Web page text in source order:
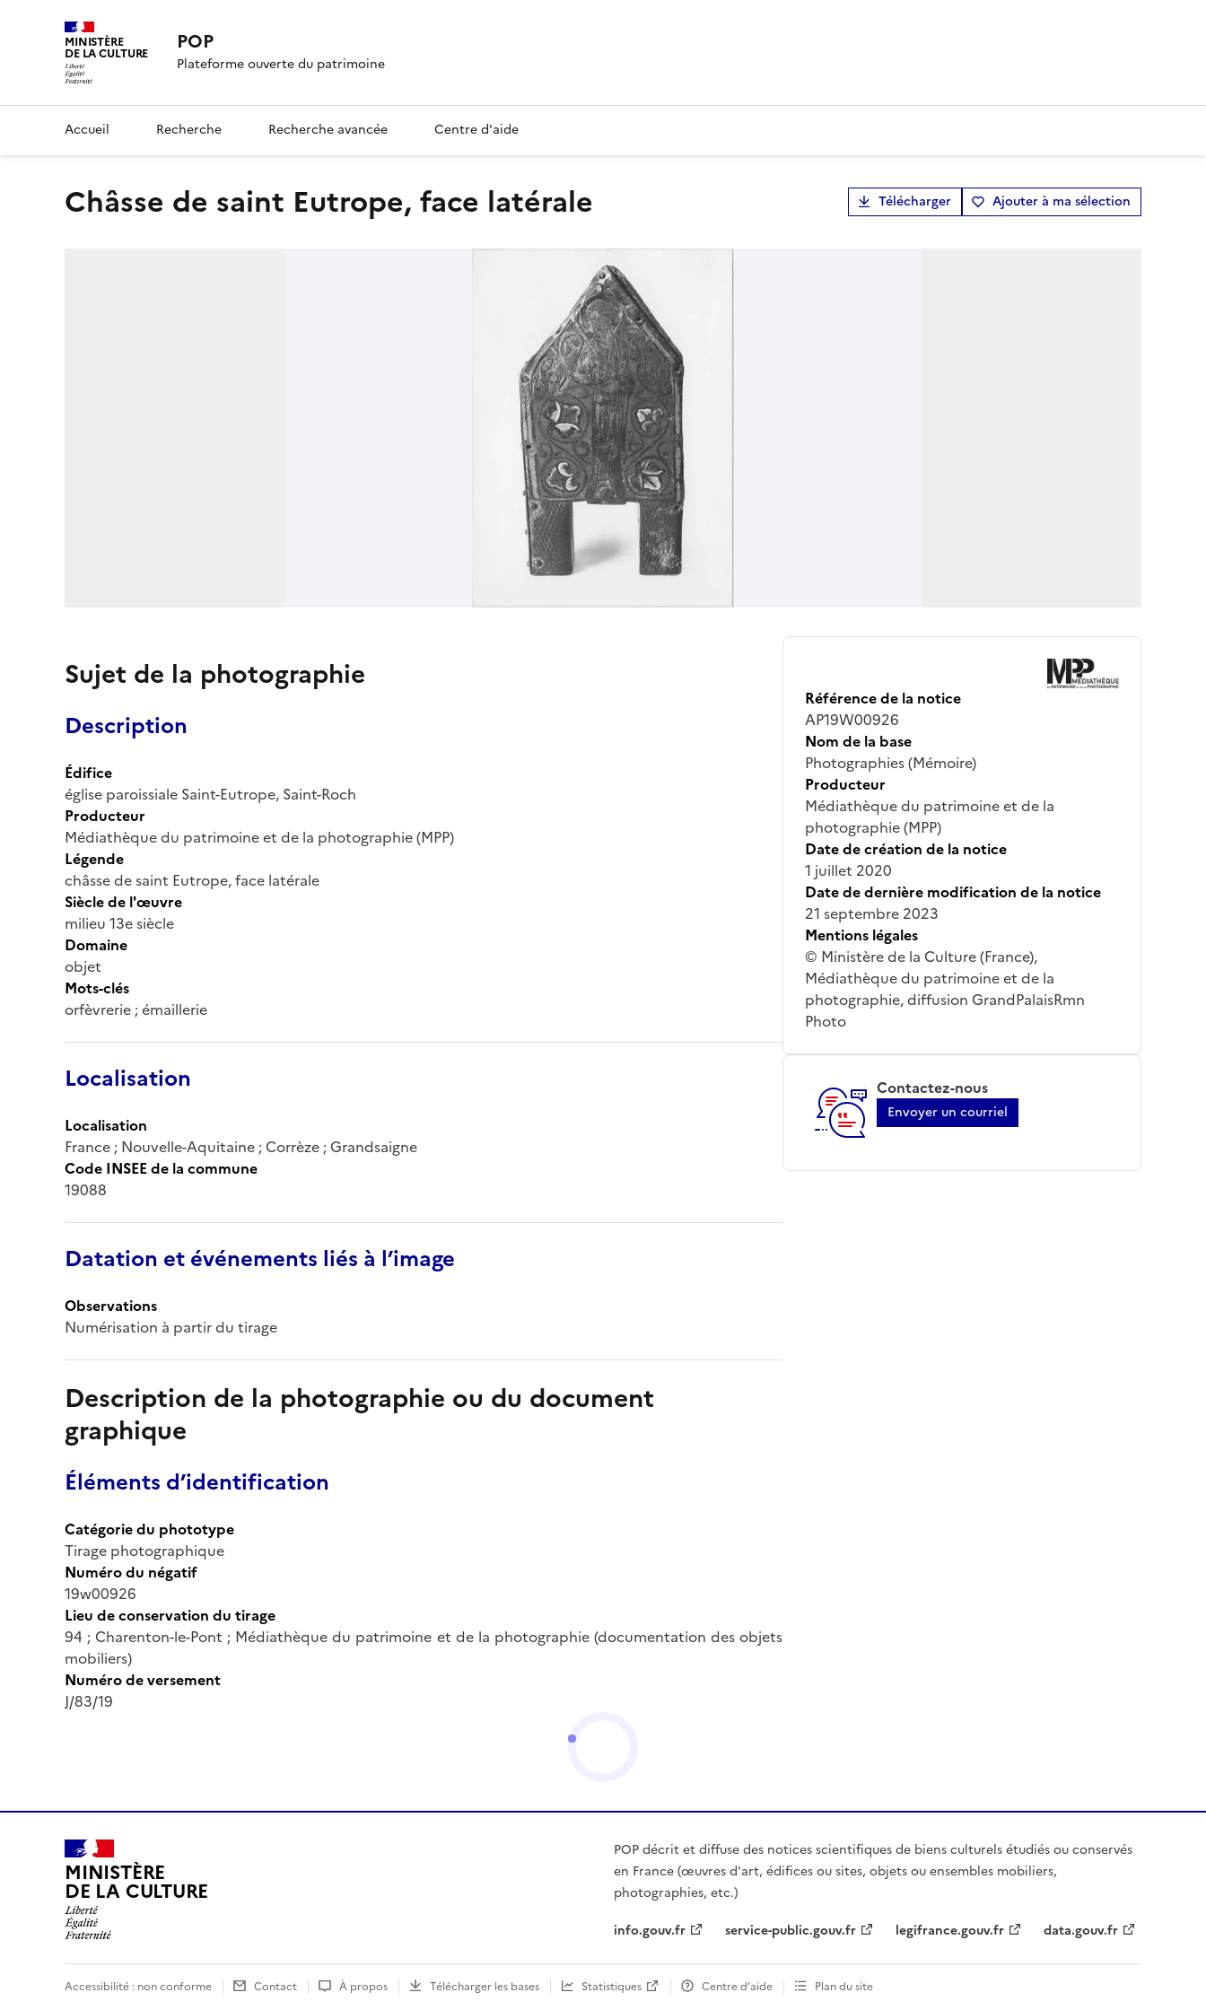
MINISTÈRE
DE LA CULTURE POP
Plateforme ouverte du patrimoine
Accueil Recherche Recherche avancée Centre d'aide
châsse de saint Eutrope, face latérale Télécharger Ajouter à ma sélection
Sujet de la photographie
Description
Édifice
église paroissiale Saint-Eutrope, Saint-Roch
Producteur
Médiathèque du patrimoine et de la photographie (MPP)
Légende
châsse de saint Eutrope, face latérale
Siècle de l'œuvre
milieu 13e siècle
Domaine
objet
Mots-clés
orfèvrerie ; émaillerie
Localisation
Localisation
France ; Nouvelle-Aquitaine ; Corrèze ; Grandsaigne
Code INSEE de la commune
19088
Datation et événements liés à l’image
Observations
Numérisation à partir du tirage
Description de la photographie ou du document
graphique
Éléments d’identification
Catégorie du phototype
Tirage photographique
Numéro du négatif
19w00926
Lieu de conservation du tirage
94 ; Charenton-le-Pont ; Médiathèque du patrimoine et de la photographie (documentation des objets
mobiliers)
Numéro de versement
J/83/19
Référence de la notice
AP19W00926
Nom de la base
Photographies (Mémoire)
Producteur
Médiathèque du patrimoine et de la
photographie (MPP)
Date de création de la notice
1 juillet 2020
Date de dernière modification de la notice
21 septembre 2023
Mentions légales
© Ministère de la Culture (France),
Médiathèque du patrimoine et de la
photographie, diffusion GrandPalaisRmn
Photo
Contactez-nous
Envoyer un courriel
MINISTÈRE
DE LA CULTURE
POP décrit et diffuse des notices scientifiques de biens culturels étudiés ou conservés
en France (œuvres d'art, édifices ou sites, objets ou ensembles mobiliers,
photographies, etc.)
info.gouv.fr
service-public.gouv.fr legifrance.gouv.fr data.gouv.fr
Accessibilité : non conforme Contact À propos Télécharger les bases Statistiques Centre d’aide Plan du site